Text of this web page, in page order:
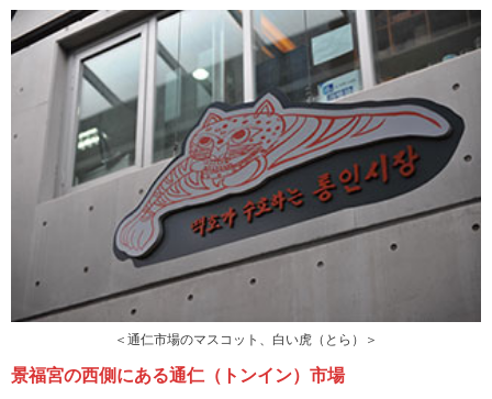
＜通仁市場のマスコット、白い虎（とら）＞
景福宮の西側にある通仁（トンイン）市場